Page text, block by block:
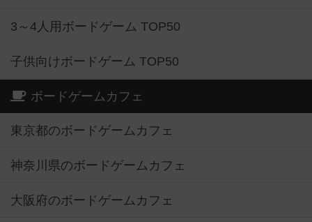
3～4人用ボードゲーム TOP50
子供向けボードゲーム TOP50
ボードゲームカフェ
東京都のボードゲームカフェ
神奈川県のボードゲームカフェ
大阪府のボードゲームカフェ